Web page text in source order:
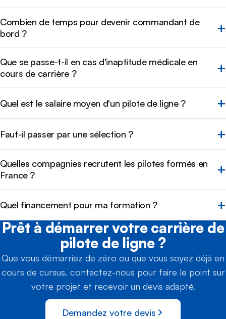
Combien de temps pour devenir commandant de
bord ?
Que se passe-t-il en cas d'inaptitude médicale en
cours de carrière ?
Quel est le salaire moyen d'un pilote de ligne ?
Faut-il passer par une sélection ?
Quelles compagnies recrutent les pilotes formés en
France ?
Quel financement pour ma formation ?
Prêt à démarrer votre carrière de
pilote de ligne ?
Que vous démarriez de zéro ou que vous soyez déjà en
cours de cursus, contactez-nous pour faire le point sur
votre projet et recevoir un devis adapté.
Demandez votre devis